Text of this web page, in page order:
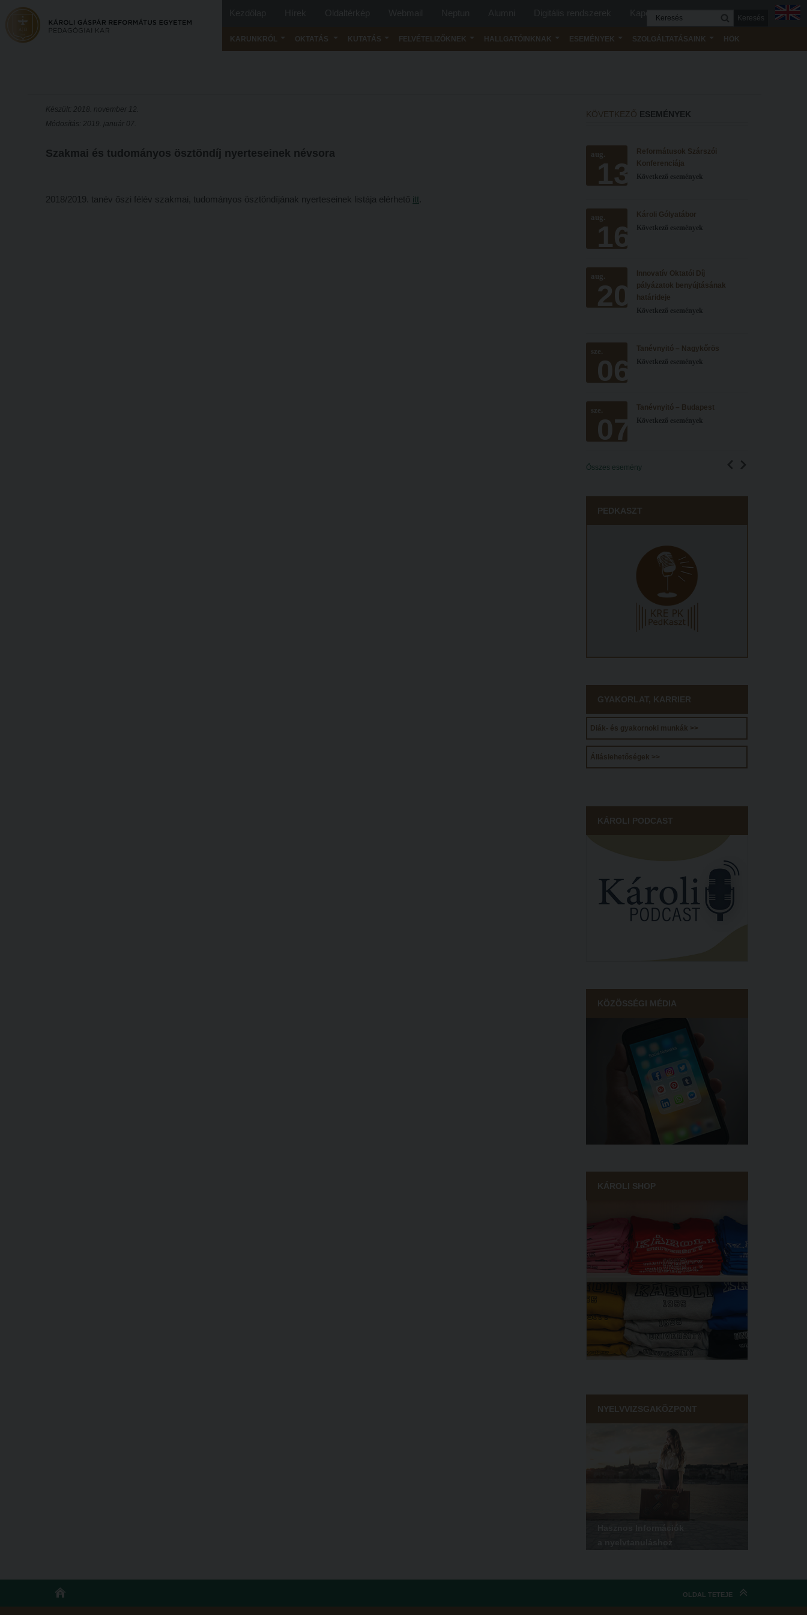
Kapcsolat
Keresés
KARUNKRÓL OKTATÁS KUTATÁS FELVÉTELIZŐKNEK HALLGATÓINKNAK ESEMÉNYEK SZOLGÁLTATÁSAINK HÖK
Készült: 2018. november 12.
Módosítás: 2019. január 07.
Szakmai és tudományos ösztöndíj nyerteseinek névsora
2018/2019. tanév őszi félév szakmai, tudományos ösztöndíjának nyerteseinek listája elérhető itt
KÖVETKEZŐ ESEMÉNYEK
aug.
13
Reformátusok Szárszói
Konferenciája
Következő események
aug.
16
Károli Gólyatábor
Következő események
aug.
20
Innovatív Oktatói Díj
pályázatok benyújtásának
határideje
Következő események
sze.
06
Tanévnyitó – Nagykőrös
Következő események
sze.
07
Tanévnyitó – Budapest
Következő események
Összes esemény
PEDKASZT
GYAKORLAT, KARRIER
Diák- és gyakornoki munkák >>
Álláslehetőségek >>
KÁROLI PODCAST
KÖZÖSSÉGI MÉDIA
KÁROLI SHOP
NYELVVIZSGAKÖZPONT
OLDAL TETEJE